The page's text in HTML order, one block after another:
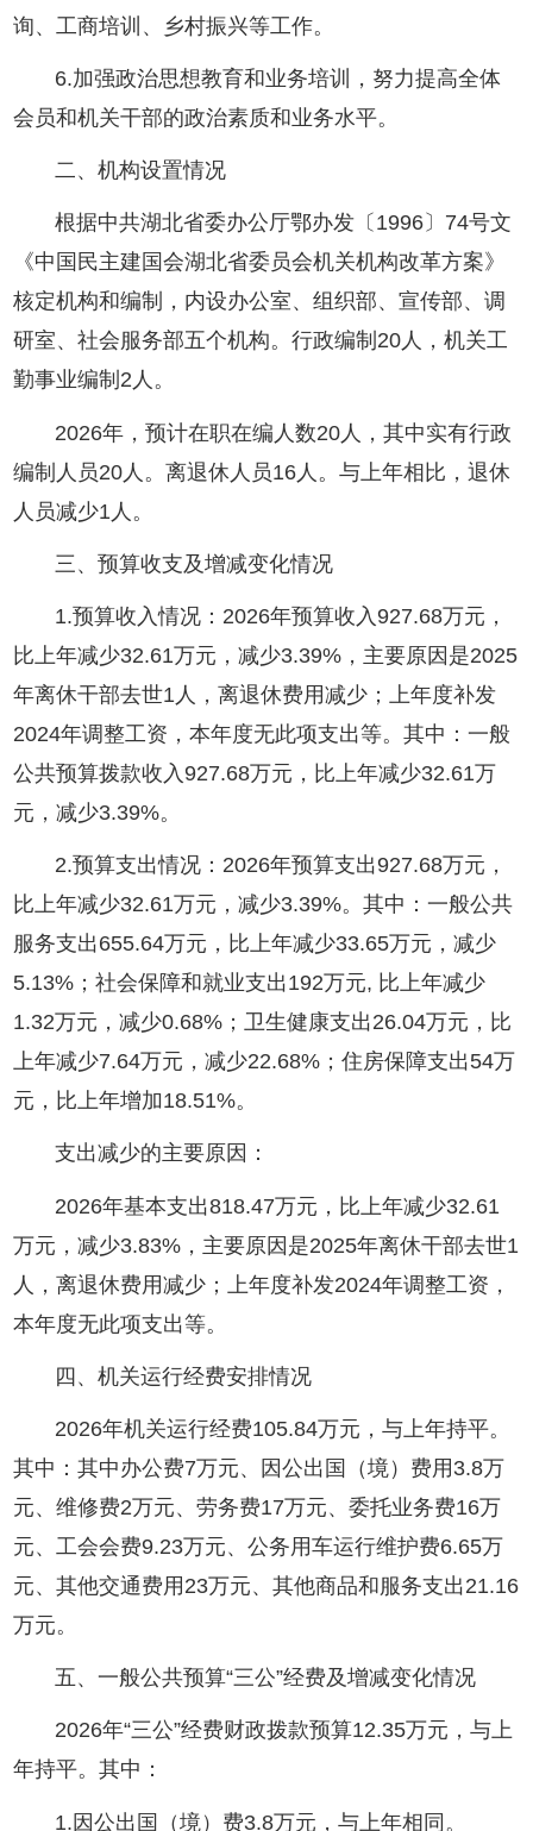
询、工商培训、乡村振兴等工作。
6.加强政治思想教育和业务培训，努力提高全体
会员和机关干部的政治素质和业务水平。
二、机构设置情况
根据中共湖北省委办公厅鄂办发〔1996〕74号文
《中国民主建国会湖北省委员会机关机构改革方案》
核定机构和编制，内设办公室、组织部、宣传部、调
研室、社会服务部五个机构。行政编制20人，机关工
勤事业编制2人。
2026年，预计在职在编人数20人，其中实有行政
编制人员20人。离退休人员16人。与上年相比，退休
人员减少1人。
三、预算收支及增减变化情况
1.预算收入情况：2026年预算收入927.68万元，
比上年减少32.61万元，减少3.39%，主要原因是2025
年离休干部去世1人，离退休费用减少；上年度补发
2024年调整工资，本年度无此项支出等。其中：一般
公共预算拨款收入927.68万元，比上年减少32.61万
元，减少3.39%。
2.预算支出情况：2026年预算支出927.68万元，
比上年减少32.61万元，减少3.39%。其中：一般公共
服务支出655.64万元，比上年减少33.65万元，减少
5.13%；社会保障和就业支出192万元, 比上年减少
1.32万元，减少0.68%；卫生健康支出26.04万元，比
上年减少7.64万元，减少22.68%；住房保障支出54万
元，比上年增加18.51%。
支出减少的主要原因：
2026年基本支出818.47万元，比上年减少32.61
万元，减少3.83%，主要原因是2025年离休干部去世1
人，离退休费用减少；上年度补发2024年调整工资，
本年度无此项支出等。
四、机关运行经费安排情况
2026年机关运行经费105.84万元，与上年持平。
其中：其中办公费7万元、因公出国（境）费用3.8万
元、维修费2万元、劳务费17万元、委托业务费16万
元、工会会费9.23万元、公务用车运行维护费6.65万
元、其他交通费用23万元、其他商品和服务支出21.16
万元。
五、一般公共预算“三公”经费及增减变化情况
2026年“三公”经费财政拨款预算12.35万元，与上
年持平。其中：
1.因公出国（境）费3.8万元，与上年相同。